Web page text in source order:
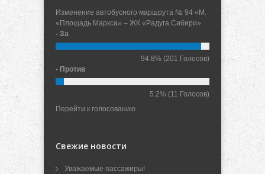
Изменение автобусного маршрута № 94 «М.
«Площадь Маркса» – ЖК «Радуга Сибири»
- За
94.8% (201 Голосов)
- Против
5.2% (11 Голосов)
Перейти к голосованию
Свежие новости
Уважаемые пассажиры!